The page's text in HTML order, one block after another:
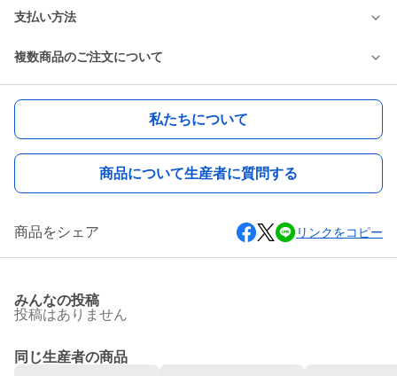
支払い方法
複数商品のご注文について
私たちについて
商品について生産者に質問する
商品をシェア リンクをコピー
みんなの投稿
投稿はありません
同じ生産者の商品